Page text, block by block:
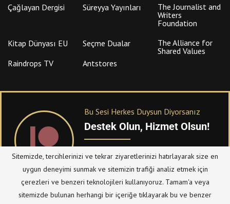
Çağlayan Dergisi
Süreyya Yayınları
The Journalist and
Writers
Foundation
Kitap Dünyası EU
Seçme Dualar
The Alliance for
Shared Values
Raindrops TV
Antstores
Bu Sesi Herkes Duysun Diyorsanız
Destek Olun, Hizmet Olsun!
PATREONüzerinden sitemize bağışta
bulanabilirsiniz.
Sitemizde, tercihlerinizi ve tekrar ziyaretlerinizi hatırlayarak size en
uygun deneyimi sunmak ve sitemizin trafiği analiz etmek için
çerezleri ve benzeri teknolojileri kullanıyoruz. Tamam'a veya
sitemizde bulunan herhangi bir içeriğe tıklayarak bu ve benzer